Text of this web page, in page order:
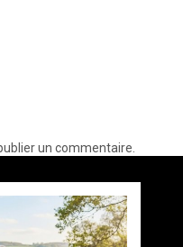
un commentaire.